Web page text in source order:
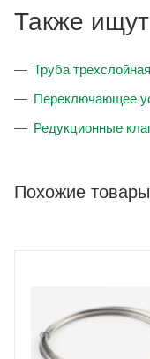
Также ищут
Труба
Переключающее
Редукционные
Похожие товары